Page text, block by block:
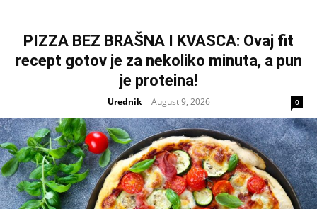
PIZZA BEZ BRAŠNA I KVASCA: Ovaj fit
recept gotov je za nekoliko minuta, a pun
je proteina!
Urednik - August 9, 2026 0